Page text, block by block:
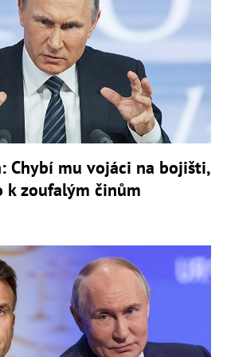
Chybí mu vojáci na bojišti,
k zoufalým činům